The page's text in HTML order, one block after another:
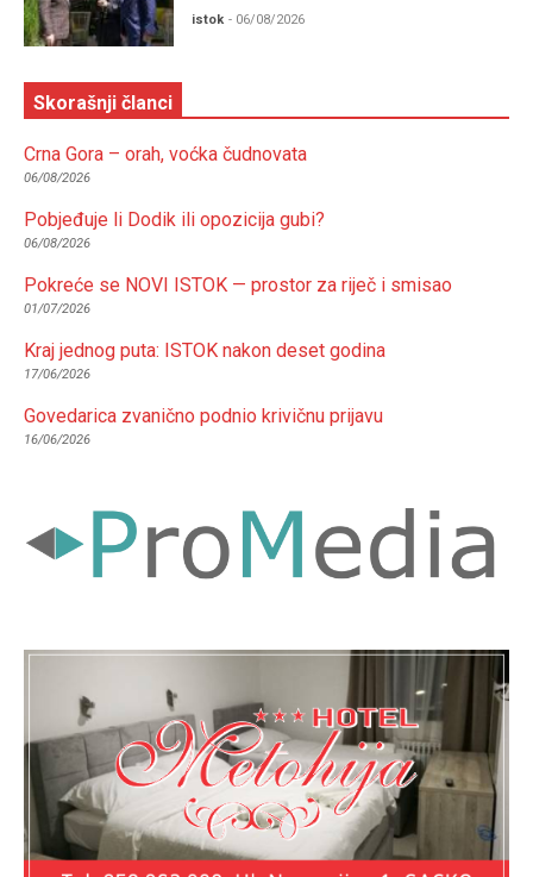
istok - 06/08/2026
Skorašnji članci
Crna Gora – orah, voćka čudnovata
06/08/2026
Pobjeđuje li Dodik ili opozicija gubi?
06/08/2026
Pokreće se NOVI ISTOK — prostor za riječ i smisao
01/07/2026
Kraj jednog puta: ISTOK nakon deset godina
17/06/2026
Govedarica zvanično podnio krivičnu prijavu
16/06/2026